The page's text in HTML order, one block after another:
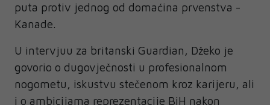
puta protiv jednog od domaćina prvenstva -
Kanade.
U intervjuu za britanski Guardian, Džeko je
govorio o dugovječnosti u profesionalnom
nogometu, iskustvu stečenom kroz karijeru, ali
i o ambicijama reprezentacije BiH nakon